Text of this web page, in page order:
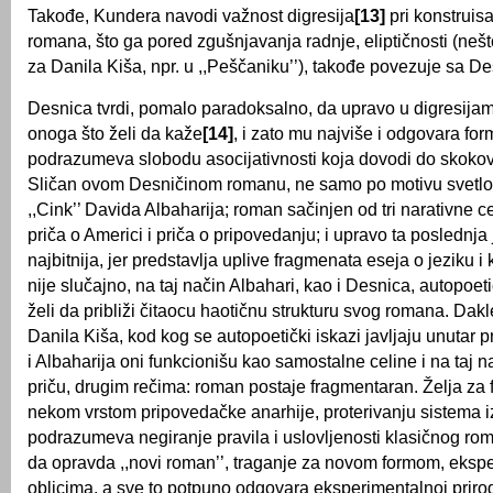
Takođe, Kundera navodi važnost digresija[13] pri
romana, što ga pored zgušnjavanja radnje, eliptičnosti
za Danila Kiša, npr. u ,,Peščaniku’’), takođe povezuje sa
Desnica tvrdi, pomalo paradoksalno, da upravo u
onoga što želi da kaže[14], i zato mu najviše i odgovara
podrazumeva slobodu asocijativnosti koja dovodi do
Sličan ovom Desničinom romanu, ne samo po motivu
,,Cink’’ Davida Albaharija; roman sačinjen od tri narativne
priča o Americi i priča o pripovedanju; i upravo ta poslednja
najbitnija, jer predstavlja uplive fragmenata eseja o jeziku i
nije slučajno, na taj način Albahari, kao i Desnica,
želi da približi čitaocu haotičnu strukturu svog romana.
Danila Kiša, kod kog se autopoetički iskazi javljaju unutar
i Albaharija oni funkcionišu kao samostalne celine i na taj
priču, drugim rečima: roman postaje fragmentaran. Želja za
nekom vrstom pripovedačke anarhije, proterivanju sistema
podrazumeva negiranje pravila i uslovljenosti klasičnog
da opravda ,,novi roman’’, traganje za novom formom,
oblicima, a sve to potpuno odgovara eksperimentalnoj